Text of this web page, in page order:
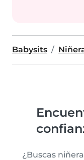
Babysits
¿Buscas